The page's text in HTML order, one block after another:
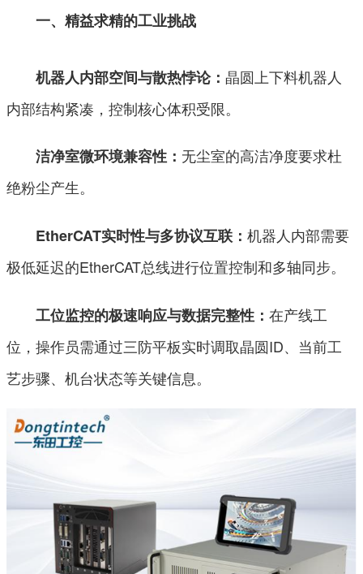
一、精益求精的工业挑战
机器人内部空间与散热悖论： 晶圆上下料机器人
内部结构紧凑，控制核心体积受限。
洁净室微环境兼容性： 无尘室的高洁净度要求杜
绝粉尘产生。
EtherCAT实时性与多协议互联：机器人内部需要
极低延迟的EtherCAT总线进行位置控制和多轴同步。
工位监控的极速响应与数据完整性：在产线工
位，操作员需通过三防平板实时调取晶圆ID、当前工
艺步骤、机台状态等关键信息。